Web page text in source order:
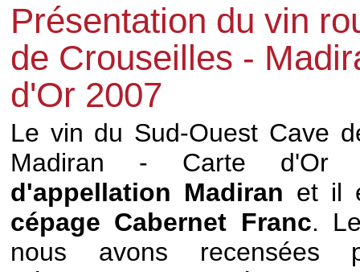
Présentation du vin
de Crouseilles -
d'Or 2007
Le vin du Sud-Ouest Cave
Madiran - Carte
d'appellation Madiran et il
cépage Cabernet Franc.
nous avons